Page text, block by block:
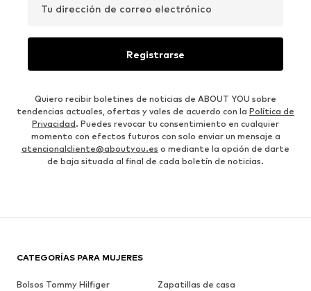
Tu dirección de correo electrónico
Registrarse
Quiero recibir boletines de noticias de ABOUT YOU sobre
tendencias actuales, ofertas y vales de acuerdo con la Política de
Privacidad. Puedes revocar tu consentimiento en cualquier
momento con efectos futuros con solo enviar un mensaje a
atencionalcliente@aboutyou.es o mediante la opción de darte
de baja situada al final de cada boletín de noticias.
CATEGORÍAS PARA MUJERES
Bolsos Tommy Hilfiger
Zapatillas de casa